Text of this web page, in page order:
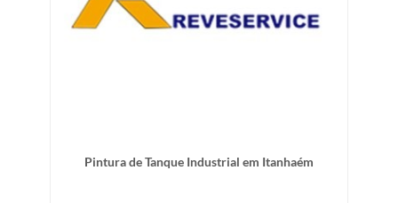
Pintura de Tanque Industrial em Itanhaém